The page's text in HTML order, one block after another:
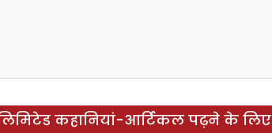
कहानियां-आर्टिकल पढ़ने के लिए